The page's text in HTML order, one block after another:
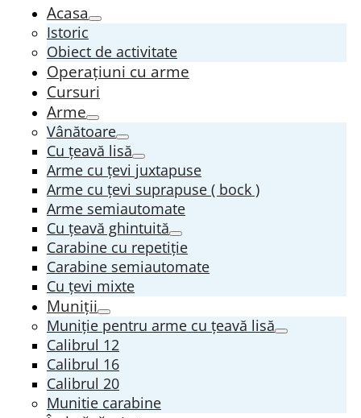
Acasa
Istoric
Obiect de activitate
Operațiuni cu arme
Cursuri
Arme
Vânătoare
Cu țeavă lisă
Arme cu țevi juxtapuse
Arme cu țevi suprapuse ( bock )
Arme semiautomate
Cu țeavă ghintuită
Carabine cu repetiție
Carabine semiautomate
Cu țevi mixte
Muniții
Muniție pentru arme cu țeavă lisă
Calibrul 12
Calibrul 16
Calibrul 20
Munitie carabine